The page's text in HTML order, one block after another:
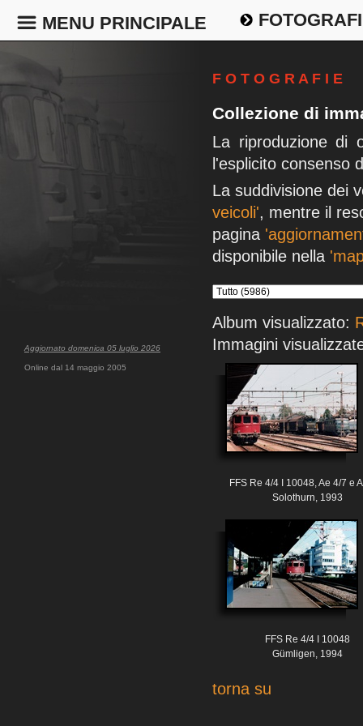
MENU PRINCIPALE
Aggiornato domenica 05 luglio 2026
Online dal 14 maggio 2005
F O T O G R A F I E
Collezione di
La riproduzione di
l'esplicito consenso
La suddivisione dei
veicoli', mentre il
pagina
disponibile nella
Album visualizzato:
Immagini
FFS Re 4/4 I 10048, Ae 4/7 e
Solothurn, 1993
FFS Re 4/4 I 10048
Gümligen, 1994
torna su